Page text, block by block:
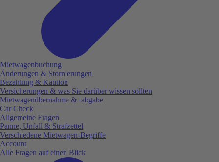
Mietwagenbuchung
Änderungen & Stornierungen
Bezahlung & Kaution
Versicherungen & was Sie darüber wissen sollten
Mietwagenübernahme & -abgabe
Car Check
Allgemeine Fragen
Panne, Unfall & Strafzettel
Verschiedene Mietwagen-Begriffe
Account
Alle Fragen auf einen Blick